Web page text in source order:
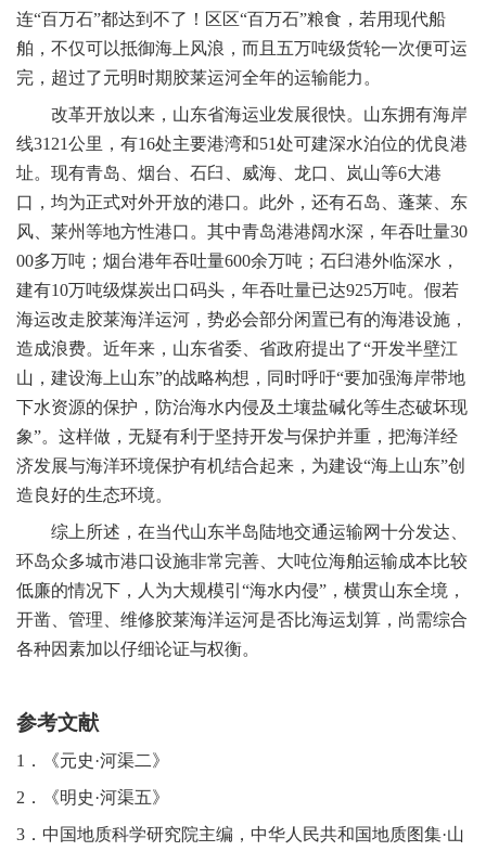
连“百万石”都达到不了！区区“百万石”粮食，若用现代船
舶，不仅可以抵御海上风浪，而且五万吨级货轮一次便可运
完，超过了元明时期胶莱运河全年的运输能力。
改革开放以来，山东省海运业发展很快。山东拥有海岸
线3121公里，有16处主要港湾和51处可建深水泊位的优良港
址。现有青岛、烟台、石臼、威海、龙口、岚山等6大港
口，均为正式对外开放的港口。此外，还有石岛、蓬莱、东
风、莱州等地方性港口。其中青岛港港阔水深，年吞吐量30
00多万吨；烟台港年吞吐量600余万吨；石臼港外临深水，
建有10万吨级煤炭出口码头，年吞吐量已达925万吨。假若
海运改走胶莱海洋运河，势必会部分闲置已有的海港设施，
造成浪费。近年来，山东省委、省政府提出了“开发半壁江
山，建设海上山东”的战略构想，同时呼吁“要加强海岸带地
下水资源的保护，防治海水内侵及土壤盐碱化等生态破坏现
象”。这样做，无疑有利于坚持开发与保护并重，把海洋经
济发展与海洋环境保护有机结合起来，为建设“海上山东”创
造良好的生态环境。
综上所述，在当代山东半岛陆地交通运输网十分发达、
环岛众多城市港口设施非常完善、大吨位海舶运输成本比较
低廉的情况下，人为大规模引“海水内侵”，横贯山东全境，
开凿、管理、维修胶莱海洋运河是否比海运划算，尚需综合
各种因素加以仔细论证与权衡。
参考文献
1 ．《元史·河渠二》
2 ．《明史·河渠五》
3 ．中国地质科学研究院主编，中华人民共和国地质图集·山